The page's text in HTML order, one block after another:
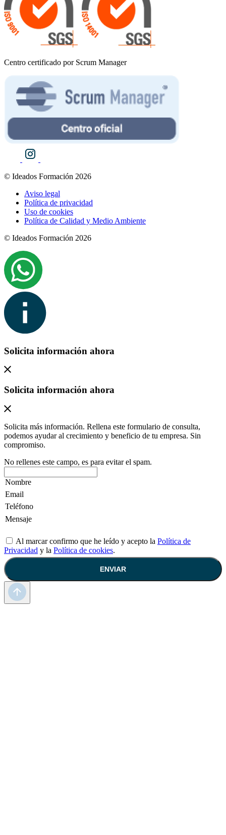
Centro certificado por Scrum Manager
© Ideados Formación 2026
Aviso legal
Política de privacidad
Uso de cookies
Política de Calidad y Medio Ambiente
© Ideados Formación 2026
Solicita información ahora
Solicita información ahora
Solicita más información. Rellena este formulario de consulta,
podemos ayudar al crecimiento y beneficio de tu empresa. Sin
compromiso.
No rellenes este campo, es para evitar el spam.
Al marcar confirmo que he leído y acepto la Política de
Privacidad y la Política de cookies.
ENVIAR